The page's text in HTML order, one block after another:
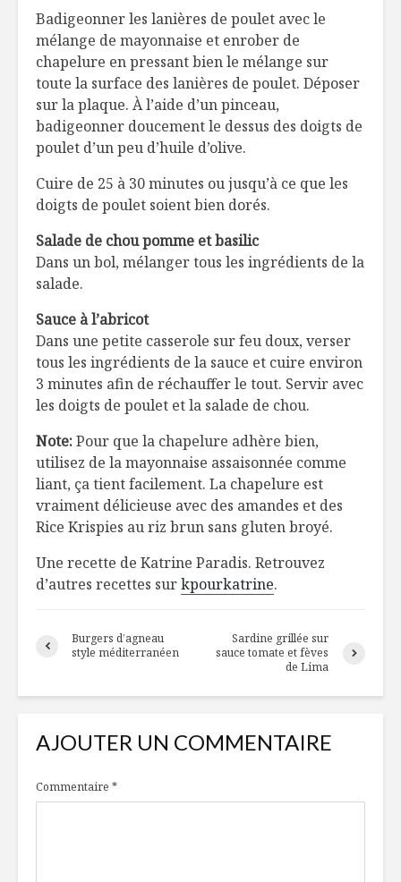
Badigeonner les lanières de poulet avec le
mélange de mayonnaise et enrober de
chapelure en pressant bien le mélange sur
toute la surface des lanières de poulet. Déposer
sur la plaque. À l’aide d’un pinceau,
badigeonner doucement le dessus des doigts de
poulet d’un peu d’huile d’olive.
Cuire de 25 à 30 minutes ou jusqu’à ce que les
doigts de poulet soient bien dorés.
Salade de chou pomme et basilic
Dans un bol, mélanger tous les ingrédients de la
salade.
Sauce à l’abricot
Dans une petite casserole sur feu doux, verser
tous les ingrédients de la sauce et cuire environ
3 minutes afin de réchauffer le tout. Servir avec
les doigts de poulet et la salade de chou.
Note:Pour que la chapelure adhère bien,
utilisez de la mayonnaise assaisonnée comme
liant, ça tient facilement. La chapelure est
vraiment délicieuse avec des amandes et des
Rice Krispies au riz brun sans gluten broyé.
Une recette de Katrine Paradis. Retrouvez
d’autres recettes surkpourkatrine.
Burgers d’agneau
style méditerranéen
Sardine grillée sur
sauce tomate et fèves
de Lima
AJOUTER UN COMMENTAIRE
Commentaire *